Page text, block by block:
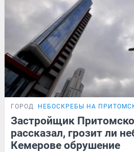
ГОРОД НЕБОСКРЕБЫ НА
Застройщик
рассказал, грозит ли
Кемерове обрушение